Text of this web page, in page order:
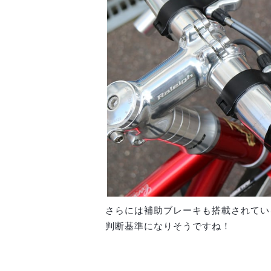
さらには補助ブレーキも搭載されて
判断基準になりそうですね！